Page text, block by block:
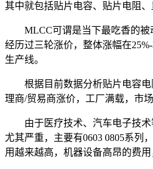
其中就包括贴片电容、贴片电阻
MLCC可谓是当下最吃香的
经历过三轮涨价，整体涨幅在
生产线。
根据目前数据分析贴片电容
理商/贸易商涨价，工厂满载，市
由于医疗技术、汽车电子技
尤其严重，主要有0603 0805系列
用越来越高，机器设备高昂的费